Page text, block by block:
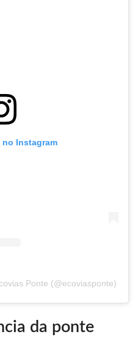
no Instagram
Ponte (@ecoviasponte)
da ponte